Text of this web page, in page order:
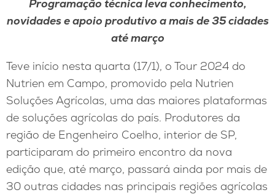
Programação técnica leva conhecimento,
novidades e apoio produtivo a mais de 35 cidades
até março
Teve início nesta quarta (17/1), o Tour 2024 do
Nutrien em Campo, promovido pela Nutrien
Soluções Agrícolas, uma das maiores plataformas
de soluções agrícolas do país. Produtores da
região de Engenheiro Coelho, interior de SP,
participaram do primeiro encontro da nova
edição que, até março, passará ainda por mais de
30 outras cidades nas principais regiões agrícolas